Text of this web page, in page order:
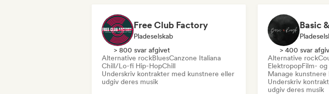
Free Club Factory
Pladeselskab
> 800 svar afgivet
Alternative rockBluesCanzone Italiana
Chill/Lo-fi Hip-HopChill
Underskriv kontrakter med kunstnere eller
udgiv deres musik
Basic
> 400 svar
Alternative rock
ElektropopFilm-
Manage kunstnere
Underskriv
udgiv deres musik